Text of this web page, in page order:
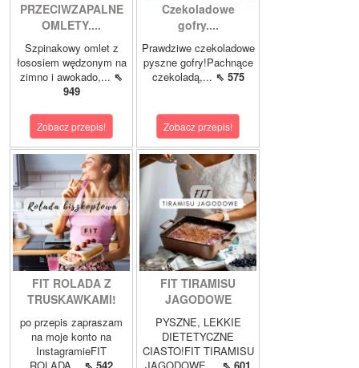
PRZECIWZAPALNE
OMLETY....
Szpinakowy omlet z
łososiem wędzonym na
zimno i awokado,... ⇖
949
Zobacz przepis!
Czekoladowe
gofry....
Prawdziwe czekoladowe
pyszne gofry!Pachnące
czekoladą,... ⇖ 575
Zobacz przepis!
FIT ROLADA Z
TRUSKAWKAMI!
po przepis zapraszam
na moje konto na
InstagramieFIT
FIT TIRAMISU
JAGODOWE
PYSZNE, LEKKIE
DIETETYCZNE
CIASTO!FIT TIRAMISU